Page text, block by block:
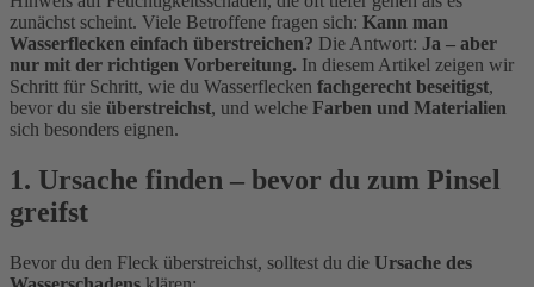
zunächst scheint. Viele Betroffene fragen sich: Kann man
Wasserflecken einfach überstreichen? Die Antwort: Ja – aber
nur mit der richtigen Vorbereitung. In diesem Artikel zeigen wir
Schritt für Schritt, wie du Wasserflecken fachgerecht beseitigst,
bevor du sie überstreichst, und welche Farben und Materialien
sich besonders eignen.
1. Ursache finden – bevor du zum Pinsel
greifst
Bevor du den Fleck überstreichst, solltest du die Ursache des